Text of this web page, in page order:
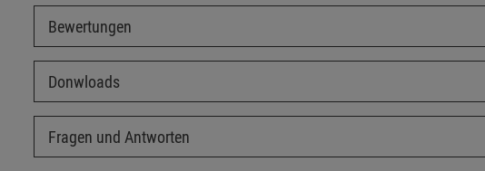
Bewertungen
Donwloads
Fragen und Antworten